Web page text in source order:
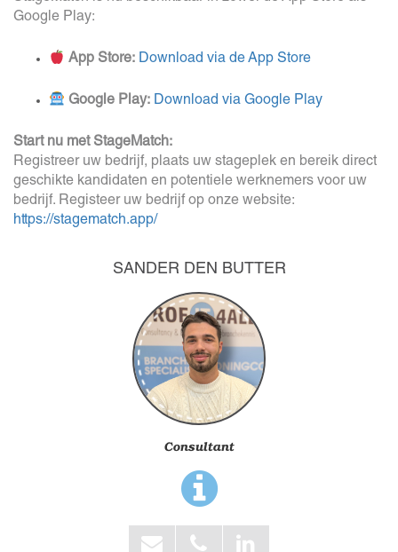
Google Play:
App Store: Download via de App Store
Google Play: Download via Google Play
Start nu met StageMatch:
Registreer uw bedrijf, plaats uw stageplek en bereik direct
geschikte kandidaten en potentiele werknemers voor uw
bedrijf. Registeer uw bedrijf op onze website:
https://stagematch.app/
SANDER DEN BUTTER
Consultant